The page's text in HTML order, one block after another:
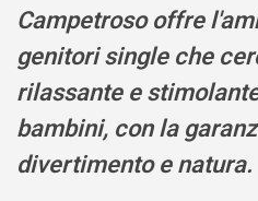
Campetroso offre
genitori single che
rilassante e
bambini, con la
divertimento e natura.